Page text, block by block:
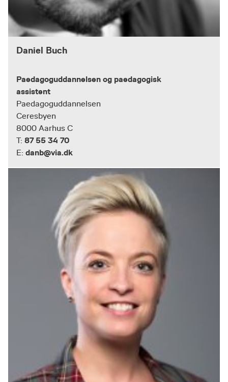
Daniel Buch
Paedagoguddannelsen og paedagogisk
assistent
Paedagoguddannelsen
Ceresbyen
8000 Aarhus C
T: 87 55 34 70
E: danb@via.dk